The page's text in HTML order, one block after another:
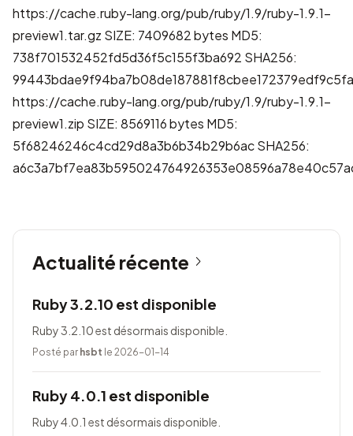
https://cache.ruby-lang.org/pub/ruby/1.9/ruby-1.9.1-
preview1.tar.gz SIZE: 7409682 bytes MD5:
738f701532452fd5d36f5c155f3ba692 SHA256:
https://cache.ruby-lang.org/pub/ruby/1.9/ruby-1.9.1-
preview1.zip SIZE: 8569116 bytes MD5:
5f68246246c4cd29d8a3b6b34b29b6ac SHA256:
Actualité récente
Ruby 3.2.10 est disponible
Ruby 3.2.10 est désormais disponible.
Posté par hsbt le 2026-01-14
Ruby 4.0.1 est disponible
Ruby 4.0.1 est désormais disponible.